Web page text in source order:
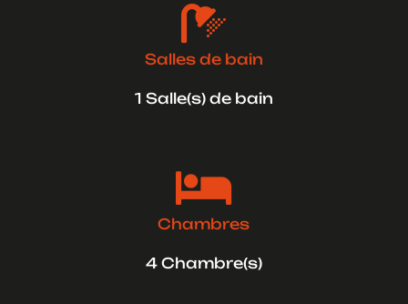

Salles de bain
1 Salle(s) de bain

Chambres
4 Chambre(s)